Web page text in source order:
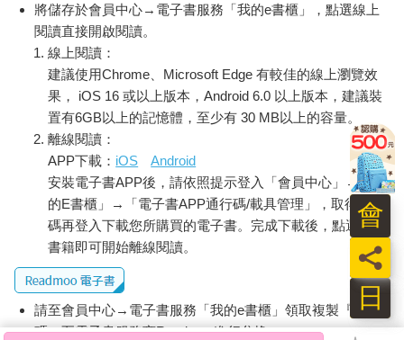
將儲存於會員中心→電子書服務「我的e書櫃」，點選線上
閱讀直接開啟閱讀。
線上閱讀：
建議使用Chrome、Microsoft Edge 有較佳的線上瀏覽效
果， iOS 16 或以上版本，Android 6.0 以上版本，建議裝
置有6GB以上的記憶體，至少有 30 MB以上的容量。
離線閱讀：
APP下載： iOS
Android
安裝電子書APP後，請依照提示登入「會員中心」→「我
的E書櫃」→「電子書APP通行碼/載具管理」，取得通行
碼再登入下載您所購買的電子書。完成下載後，點選任一
書籍即可開始離線閱讀。
請至會員中心→電子書服務「我的e書櫃」領取複製『兌換
碼』至電子書服務商Readmoo進行兌換。
日
員
會